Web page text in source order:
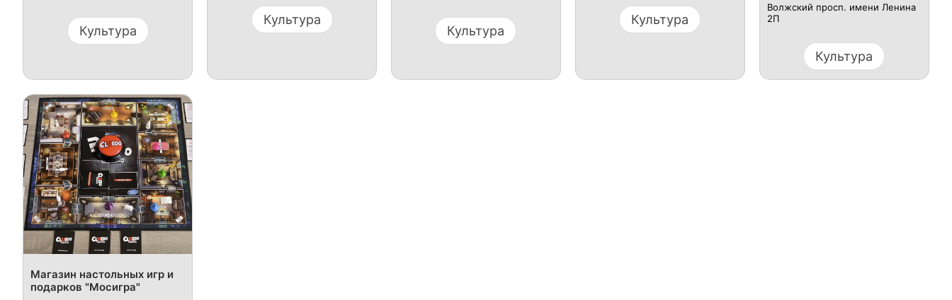
Культура
Культура
Культура
Культура
Волжский просп. имени Ленина
2П
Культура
​Магазин настольных игр и
подарков "Мосигра"